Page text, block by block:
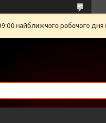
найближчого робочого дня